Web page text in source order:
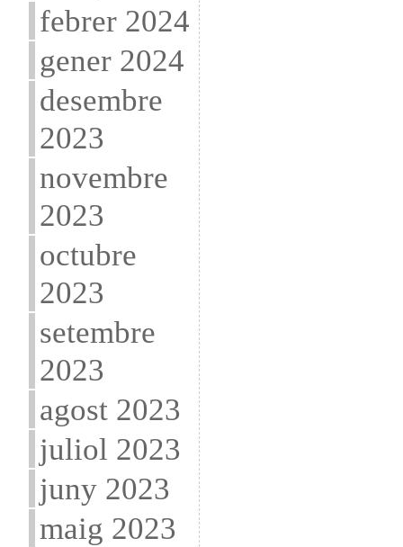
febrer 2024
gener 2024
desembre
2023
novembre
2023
octubre
2023
setembre
2023
agost 2023
juliol 2023
juny 2023
maig 2023